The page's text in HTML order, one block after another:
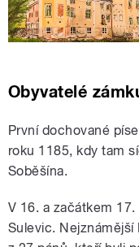
Obyvatelé
První dochované
roku 1185, kdy tam
Soběšína.
V 16. a začátkem
Sulevic. Nejznámější